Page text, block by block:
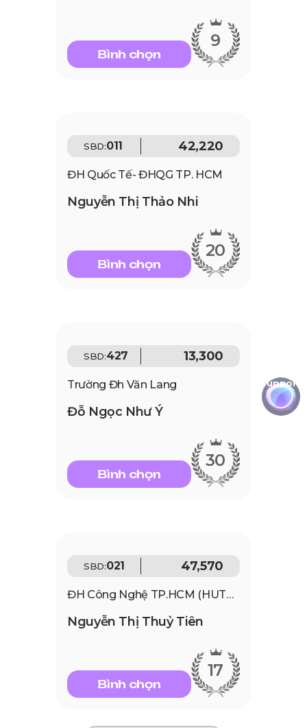
Bình chọn
9
SBD:011 42,220
ĐH Quốc Tế- ĐHQG TP. HCM
Nguyễn Thị Thảo Nhi
Bình chọn
20
SBD:427 13,300
Trường Đh Văn Lang
Đỗ Ngọc Như Ý
Bình chọn
30
SBD:021 47,570
ĐH Công Nghệ TP.HCM (HUTECH)
Nguyễn Thị Thuỷ Tiên
Bình chọn
17
Support